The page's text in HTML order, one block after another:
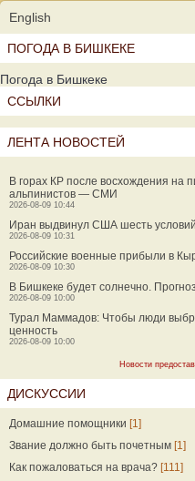
English
ПОГОДА В БИШКЕКЕ
Погода в Бишкеке
ССЫЛКИ
ЛЕНТА НОВОСТЕЙ
В горах КР после восхождения на
альпинистов — СМИ
2026-08-09 10:44
Иран выдвинул США шесть
2026-08-09 10:31
Российские военные прибыли в
2026-08-09 10:30
В Бишкеке будет солнечно.
2026-08-09 10:00
Турал Маммадов: Чтобы люди
ценность
2026-08-09 10:00
Новости
ДИСКУССИИ
Домашние помощники [1]
Звание должно быть почетным [1]
Как пожаловаться на врача? [111]